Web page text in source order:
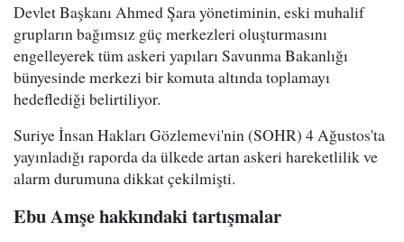
Devlet Başkanı Ahmed Şara yönetiminin, eski muhalif
grupların bağımsız güç merkezleri oluşturmasını
engelleyerek tüm askeri yapıları Savunma Bakanlığı
bünyesinde merkezi bir komuta altında toplamayı
hedeflediği belirtiliyor.
Suriye İnsan Hakları Gözlemevi'nin (SOHR) 4 Ağustos'ta
yayınladığı raporda da ülkede artan askeri hareketlilik ve
alarm durumuna dikkat çekilmişti.
Ebu Amşe hakkındaki tartışmalar